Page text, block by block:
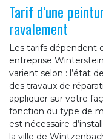
Tarif d’une
ravalement
Les tarifs dépendent
entreprise
varient selon : l’état
des travaux de
appliquer sur votre
fonction du type de
est nécessaire
la ville de